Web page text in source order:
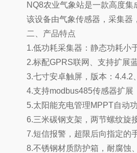
NQ8农业气象站是一款高度集成
该设备由气象传感器，采集器，
二、产品特点
1.低功耗采集器：静态功耗小
2.标配GPRS联网、支持扩展
3.七寸安卓触屏，版本：4.4.2
4.支持modbus485传感器扩展
5.太阳能充电管理MPPT自动
6.三米碳钢支架，两节螺纹旋
7.短信报警，超限后向指定的
8.不锈钢材质防护箱，耐腐蚀